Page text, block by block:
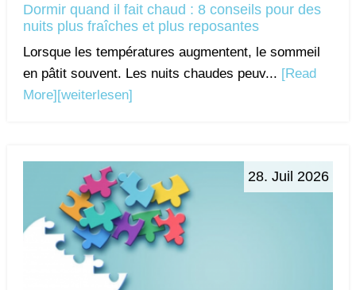
Dormir quand il fait chaud : 8 conseils pour des
nuits plus fraîches et plus reposantes
Lorsque les températures augmentent, le sommeil
en pâtit souvent. Les nuits chaudes peuv... [Read
More] [weiterlesen]
28. Juil 2026